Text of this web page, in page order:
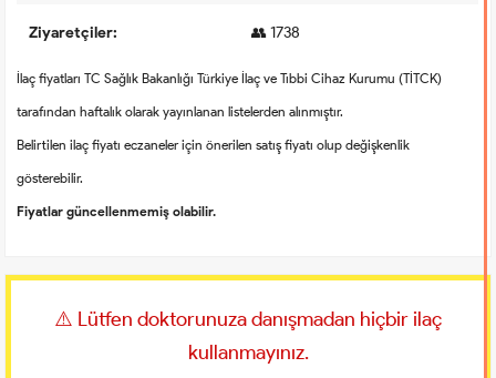
Ziyaretçiler: 👥 1738
İlaç fiyatları TC Sağlık Bakanlığı Türkiye İlaç ve Tıbbi Cihaz Kurumu (TİTCK)
tarafından haftalık olarak yayınlanan listelerden alınmıştır.
Belirtilen ilaç fiyatı eczaneler için önerilen satış fiyatı olup değişkenlik
gösterebilir.
Fiyatlar güncellenmemiş olabilir.
⚠️ Lütfen doktorunuza danışmadan hiçbir ilaç
kullanmayınız.